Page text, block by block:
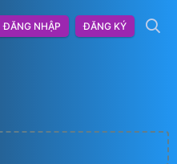
ĐĂNG NHẬP ĐĂNG KÝ